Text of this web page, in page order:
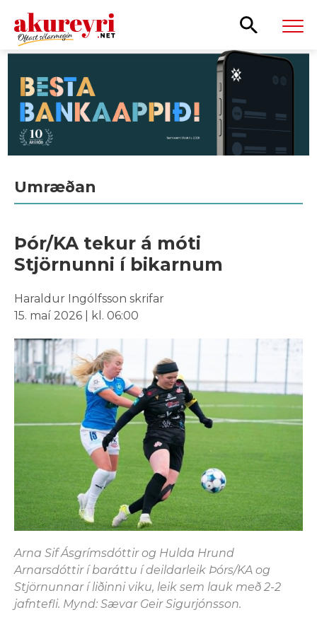
Umræðan
Þór/KA tekur á móti
Stjörnunni í bikarnum
Haraldur Ingólfsson skrifar
15. maí 2026 | kl. 06:00
Arna Sif Ásgrímsdóttir og Hulda Hrund
Arnarsdóttir í baráttu í deildarleik Þórs/KA og
Stjörnunnar í liðinni viku, leik sem lauk með 2-2
jafntefli. Mynd: Sævar Geir Sigurjónsson.